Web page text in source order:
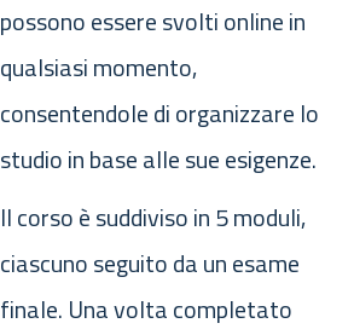
possono essere svolti online in
qualsiasi momento,
consentendole di organizzare lo
studio in base alle sue esigenze.
Il corso è suddiviso in 5 moduli,
ciascuno seguito da un esame
finale. Una volta completato